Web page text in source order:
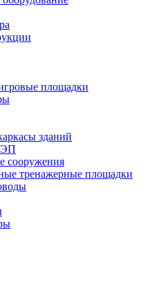
площадки
зданий
сооружения
тренажерные площадки